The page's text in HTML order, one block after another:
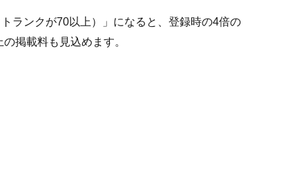
ランクが70以上）」になると、登録時の4倍の
掲載料も見込めます。